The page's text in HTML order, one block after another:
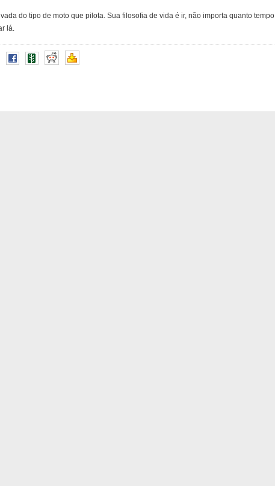
do tipo de moto que pilota. Sua filosofia de vida é ir, não importa quanto tempo
lá.